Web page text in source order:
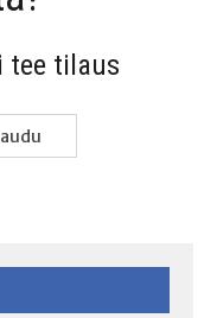
tee tilaus